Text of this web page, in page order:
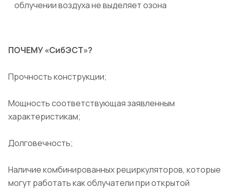
облучении воздуха не выделяет озона
ПОЧЕМУ «СибЭСТ»?
Прочность конструкции;
Мощность соответствующая заявленным
характеристикам;
Долговечность;
Наличие комбинированных рециркуляторов, которые
могут работать как облучатели при открытой